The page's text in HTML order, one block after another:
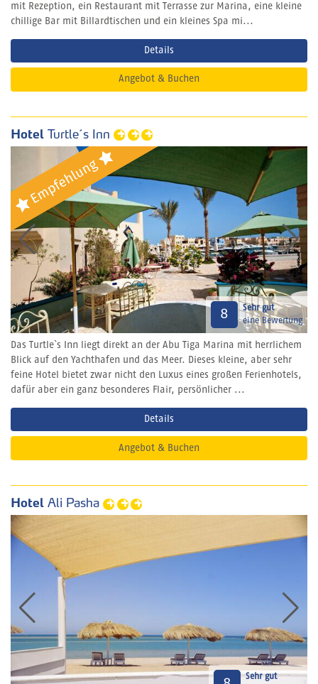
mit Rezeption, ein Restaurant mit Terrasse zur Marina, eine kleine
chillige Bar mit Billardtischen und ein kleines Spa mi...
Details
Angebot & Buchen
Hotel Turtle´s Inn
8
Sehr gut
eine Bewertung
Das Turtle`s Inn liegt direkt an der Abu Tiga Marina mit herrlichem
Blick auf den Yachthafen und das Meer. Dieses kleine, aber sehr
feine Hotel bietet zwar nicht den Luxus eines großen Ferienhotels,
dafür aber ein ganz besonderes Flair, persönlicher ...
Details
Angebot & Buchen
Hotel Ali Pasha
Sehr gut